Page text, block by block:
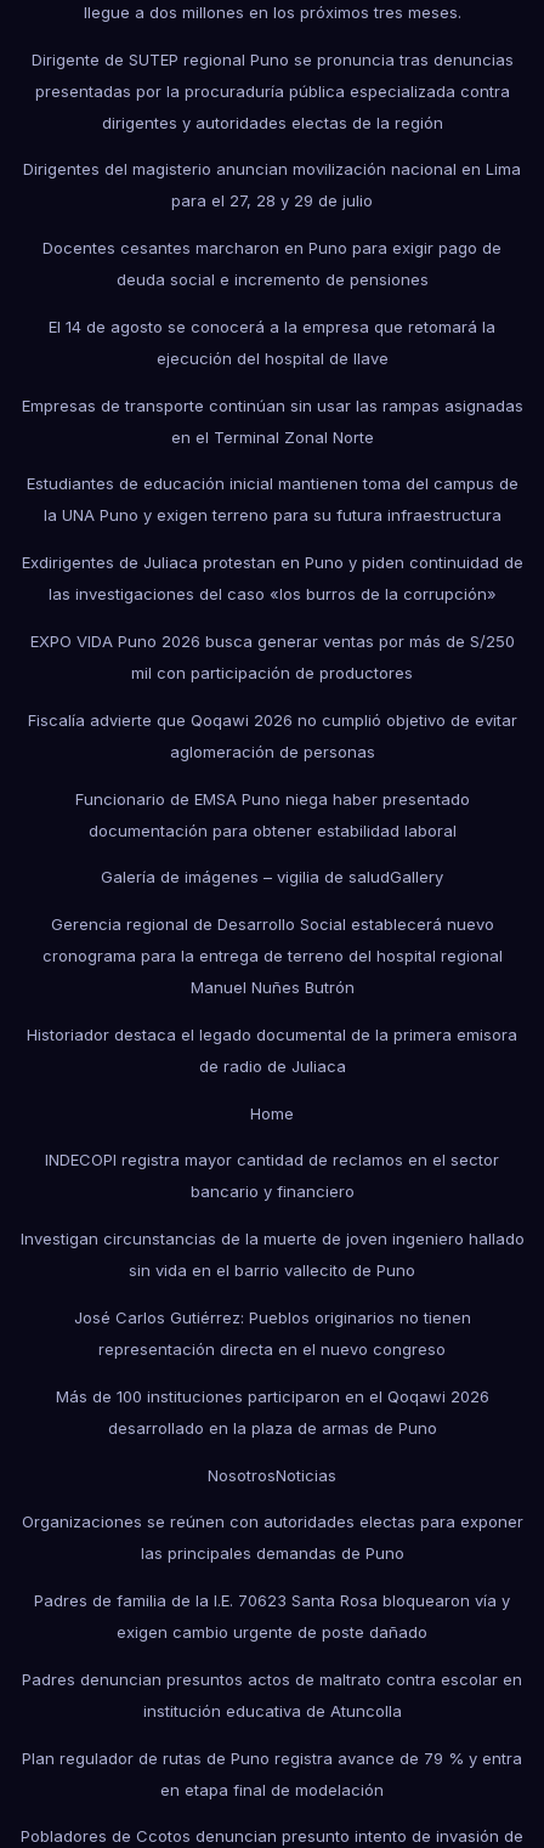
llegue a dos millones en los próximos tres meses.
Dirigente de SUTEP regional Puno se pronuncia tras denuncias
presentadas por la procuraduría pública especializada contra
dirigentes y autoridades electas de la región
Dirigentes del magisterio anuncian movilización nacional en Lima
para el 27, 28 y 29 de julio
Docentes cesantes marcharon en Puno para exigir pago de
deuda social e incremento de pensiones
El 14 de agosto se conocerá a la empresa que retomará la
ejecución del hospital de Ilave
Empresas de transporte continúan sin usar las rampas asignadas
en el Terminal Zonal Norte
Estudiantes de educación inicial mantienen toma del campus de
la UNA Puno y exigen terreno para su futura infraestructura
Exdirigentes de Juliaca protestan en Puno y piden continuidad de
las investigaciones del caso «los burros de la corrupción»
EXPO VIDA Puno 2026 busca generar ventas por más de S/250
mil con participación de productores
Fiscalía advierte que Qoqawi 2026 no cumplió objetivo de evitar
aglomeración de personas
Funcionario de EMSA Puno niega haber presentado
documentación para obtener estabilidad laboral
Galería de imágenes – vigilia de saludGallery
Gerencia regional de Desarrollo Social establecerá nuevo
cronograma para la entrega de terreno del hospital regional
Manuel Nuñes Butrón
Historiador destaca el legado documental de la primera emisora
de radio de Juliaca
Home
INDECOPI registra mayor cantidad de reclamos en el sector
bancario y financiero
Investigan circunstancias de la muerte de joven ingeniero hallado
sin vida en el barrio vallecito de Puno
José Carlos Gutiérrez: Pueblos originarios no tienen
representación directa en el nuevo congreso
Más de 100 instituciones participaron en el Qoqawi 2026
desarrollado en la plaza de armas de Puno
NosotrosNoticias
Organizaciones se reúnen con autoridades electas para exponer
las principales demandas de Puno
Padres de familia de la I.E. 70623 Santa Rosa bloquearon vía y
exigen cambio urgente de poste dañado
Padres denuncian presuntos actos de maltrato contra escolar en
institución educativa de Atuncolla
Plan regulador de rutas de Puno registra avance de 79 % y entra
en etapa final de modelación
Pobladores de Ccotos denuncian presunto intento de invasión de